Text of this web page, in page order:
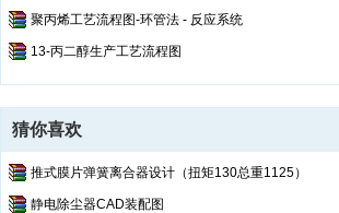
聚丙烯工艺流程图-环管法 - 反应系统
13-丙二醇生产工艺流程图
猜你喜欢
推式膜片弹簧离合器设计（扭矩130总重1125）
静电除尘器CAD装配图